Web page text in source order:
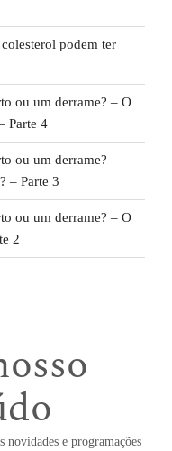
podem ter
ou um derrame? – O
Parte 4
ou um derrame? –
– Parte 3
ou um derrame? – O
2
novidades e programações